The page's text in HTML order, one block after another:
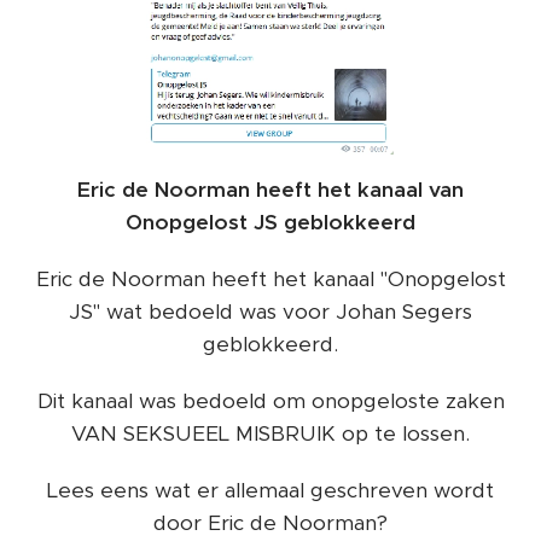
Eric de Noorman heeft het kanaal van
Onopgelost JS geblokkeerd
Eric de Noorman heeft het kanaal "Onopgelost
JS" wat bedoeld was voor Johan Segers
geblokkeerd.
Dit kanaal was bedoeld om onopgeloste zaken
VAN SEKSUEEL MISBRUIK op te lossen.
Lees eens wat er allemaal geschreven wordt
door Eric de Noorman?